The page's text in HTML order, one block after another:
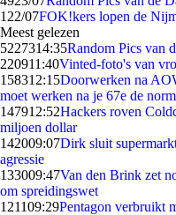
1 22/07FOK!kers lopen de
Meest gelezen
5227314:35Random Pics van
220911:40Vinted-foto's van
158312:15Doorwerken na
moet werken na je 67e de
147912:52Hackers roven
miljoen dollar
142009:07Dirk sluit
agressie
133009:47Van den Brink zet
om spreidingswet
121109:29Pentagon verbruikt